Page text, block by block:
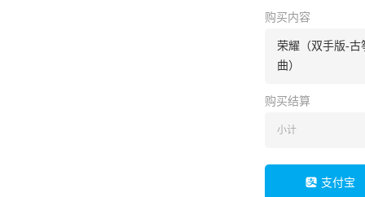
购买内容
荣耀（双手版-
曲）
购买结算
小计
支付宝